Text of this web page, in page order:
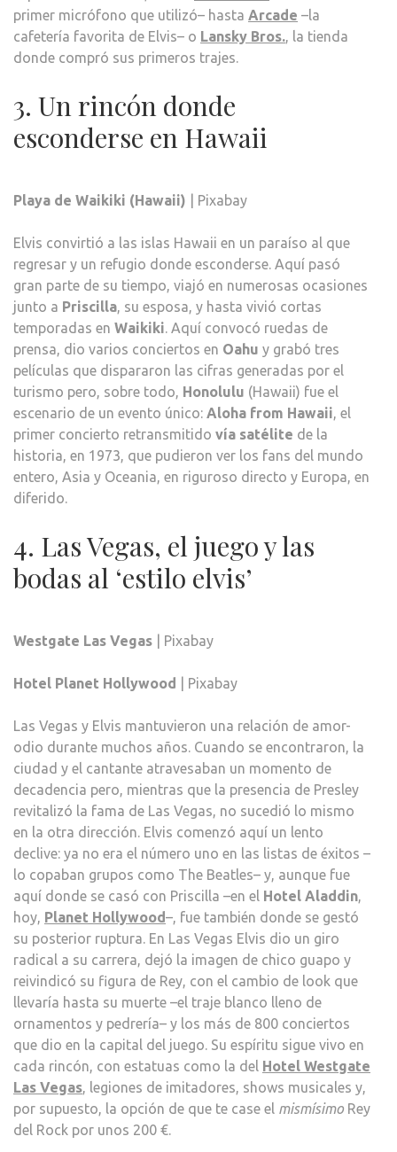
primer micrófono que utilizó– hasta Arcade –la
cafetería favorita de Elvis– o Lansky Bros., la tienda
donde compró sus primeros trajes.
3. Un rincón donde
esconderse en Hawaii
Playa de Waikiki (Hawaii) | Pixabay
Elvis convirtió a las islas Hawaii en un paraíso al que
regresar y un refugio donde esconderse. Aquí pasó
gran parte de su tiempo, viajó en numerosas ocasiones
junto a Priscilla, su esposa, y hasta vivió cortas
temporadas en Waikiki. Aquí convocó ruedas de
prensa, dio varios conciertos en Oahu y grabó tres
películas que dispararon las cifras generadas por el
turismo pero, sobre todo, Honolulu (Hawaii) fue el
escenario de un evento único: Aloha from Hawaii, el
primer concierto retransmitido vía satélite de la
historia, en 1973, que pudieron ver los fans del mundo
entero, Asia y Oceania, en riguroso directo y Europa, en
diferido.
4. Las Vegas, el juego y las
bodas al ‘estilo elvis’
Westgate Las Vegas | Pixabay
Hotel Planet Hollywood | Pixabay
Las Vegas y Elvis mantuvieron una relación de amor-
odio durante muchos años. Cuando se encontraron, la
ciudad y el cantante atravesaban un momento de
decadencia pero, mientras que la presencia de Presley
revitalizó la fama de Las Vegas, no sucedió lo mismo
en la otra dirección. Elvis comenzó aquí un lento
declive: ya no era el número uno en las listas de éxitos –
lo copaban grupos como The Beatles– y, aunque fue
aquí donde se casó con Priscilla –en el Hotel Aladdin,
hoy, Planet Hollywood–, fue también donde se gestó
su posterior ruptura. En Las Vegas Elvis dio un giro
radical a su carrera, dejó la imagen de chico guapo y
reivindicó su figura de Rey, con el cambio de look que
llevaría hasta su muerte –el traje blanco lleno de
ornamentos y pedrería– y los más de 800 conciertos
que dio en la capital del juego. Su espíritu sigue vivo en
cada rincón, con estatuas como la del Hotel Westgate
Las Vegas, legiones de imitadores, shows musicales y,
por supuesto, la opción de que te case el mismísimo Rey
del Rock por unos 200 €.